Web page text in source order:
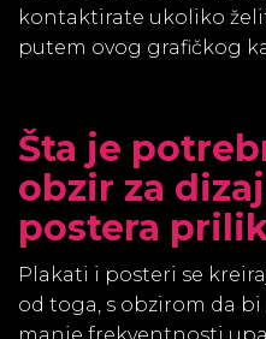
kontaktirate ukoliko
putem ovog grafičkog
Šta je
obzir za
postera
Plakati i posteri se
od toga, s obzirom da